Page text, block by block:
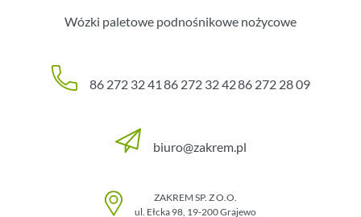
Wózki paletowe podnośnikowe nożycowe
86 272 32 41 86 272 32 4286 272 28 09
biuro@zakrem.pl
ZAKREM SP. Z O.O.
ul. Ełcka 98 19-200Grajewo